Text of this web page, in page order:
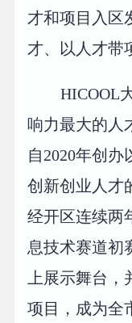
才和项目入区
才、以人才带
HICOOL
响力最大的人
自2020年创办
创新创业人才
经开区连续两
息技术赛道初
上展示舞台
项目，成为全